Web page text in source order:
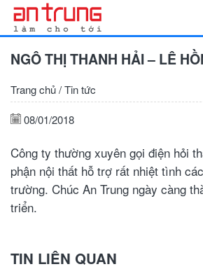
NGÔ THỊ THANH HẢI – LÊ
Trang chủ/Tin tức
08/01/2018
Công ty thường xuyên gọi điện hỏi
phận nội thất hỗ trợ rất nhiệt tình
trường. Chúc An Trung ngày càng
triển.
TIN LIÊN QUAN